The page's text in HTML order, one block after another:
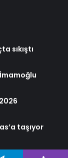
sıkıştı
taşıyor